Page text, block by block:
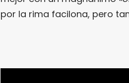
por la rima facilona, pero